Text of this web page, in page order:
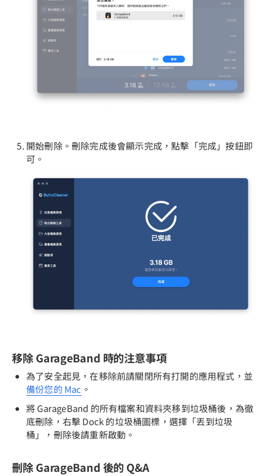
開始刪除。刪除完成後會顯示完成，點擊「完成」按鈕即
可。
移除 GarageBand 時的注意事項
為了安全起見，在移除前請關閉所有打開的應用程式，並
備份您的 Mac 。
將 GarageBand 的所有檔案和資料夾移到垃圾桶後，為徹
底刪除，右擊 Dock 的垃圾桶圖標，選擇「丟到垃圾
桶」，刪除後請重新啟動。
刪除 GarageBand 後的 Q&A